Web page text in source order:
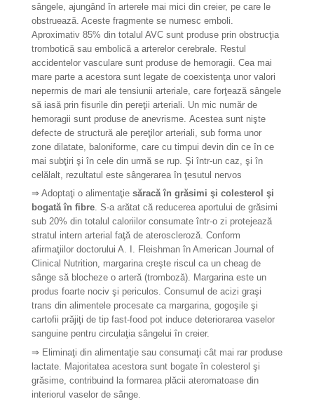
sângele, ajungând în arterele mai mici din creier, pe care le
obstruează. Aceste fragmente se numesc emboli.
Aproximativ 85% din totalul AVC sunt produse prin obstrucţia
trombotică sau embolică a arterelor cerebrale. Restul
accidentelor vasculare sunt produse de hemoragii. Cea mai
mare parte a acestora sunt legate de coexistenţa unor valori
nepermis de mari ale tensiunii arteriale, care forţează sângele
să iasă prin fisurile din pereţii arteriali. Un mic număr de
hemoragii sunt produse de anevrisme. Acestea sunt nişte
defecte de structură ale pereţilor arteriali, sub forma unor
zone dilatate, baloniforme, care cu timpui devin din ce în ce
mai subţiri şi în cele din urmă se rup. Şi într-un caz, şi în
celălalt, rezultatul este sângerarea în ţesutul nervos
⇒ Adoptaţi o alimentaţie săracă în grăsimi şi colesterol şi
bogată în fibre. S-a arătat că reducerea aportului de grăsimi
sub 20% din totalul caloriilor consumate într-o zi protejează
stratul intern arterial faţă de ateroscleroză. Conform
afirmaţiilor doctorului A. I. Fleishman în American Journal of
Clinical Nutrition, margarina creşte riscul ca un cheag de
sânge să blocheze o arteră (tromboză). Margarina este un
produs foarte nociv şi periculos. Consumul de acizi graşi
trans din alimentele procesate ca margarina, gogoşile şi
cartofii prăjiţi de tip fast-food pot induce deteriorarea vaselor
sanguine pentru circulaţia sângelui în creier.
⇒ Eliminaţi din alimentaţie sau consumaţi cât mai rar produse
lactate. Majoritatea acestora sunt bogate în colesterol şi
grăsime, contribuind la formarea plăcii ateromatoase din
interiorul vaselor de sânge.